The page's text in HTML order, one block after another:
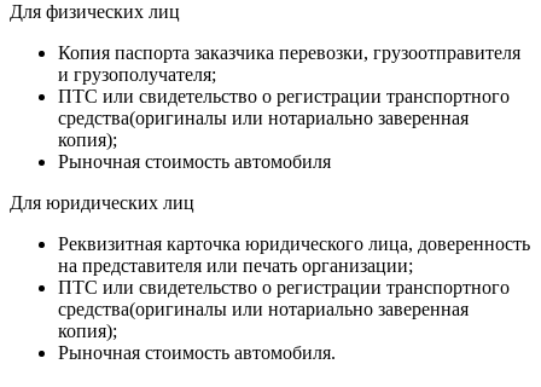
Для физических лиц
Копия паспорта заказчика перевозки, грузоотправителя
и грузополучателя;
ПТС или свидетельство о регистрации транспортного
средства(оригиналы или нотариально заверенная
копия);
Рыночная стоимость автомобиля
Для юридических лиц
Реквизитная карточка юридического лица, доверенность
на представителя или печать организации;
ПТС или свидетельство о регистрации транспортного
средства(оригиналы или нотариально заверенная
копия);
Рыночная стоимость автомобиля.